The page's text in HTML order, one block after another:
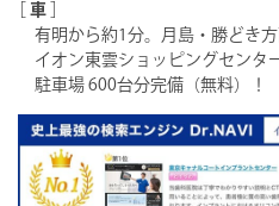
車
有明から約1分。月島・勝どき方
イオン東雲ショッピングセンタ
駐車場 600台分完備（無料）！